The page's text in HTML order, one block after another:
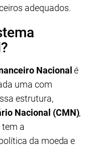
adequados.
Nacional é
uma com
estrutura,
Nacional (CMN),
tem a
da moeda e